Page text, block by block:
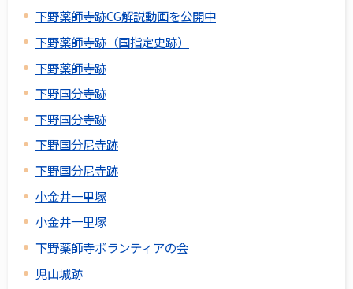
下野薬師寺跡CG解説動画を公開中
下野薬師寺跡（国指定史跡）
下野薬師寺跡
下野国分寺跡
下野国分寺跡
下野国分尼寺跡
下野国分尼寺跡
小金井一里塚
小金井一里塚
下野薬師寺ボランティアの会
児山城跡